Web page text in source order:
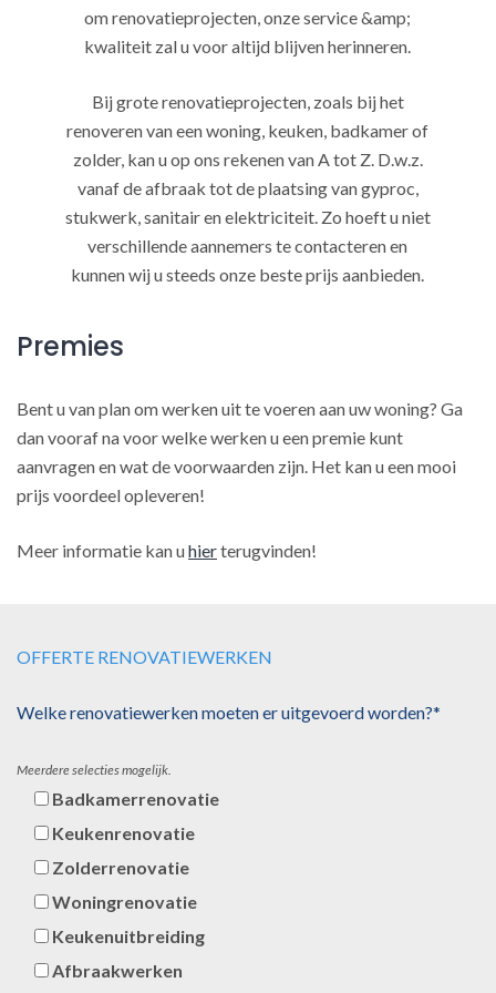
om renovatieprojecten, onze service &amp;
kwaliteit zal u voor altijd blijven herinneren.
Bij grote renovatieprojecten, zoals bij het
renoveren van een woning, keuken, badkamer of
zolder, kan u op ons rekenen van A tot Z. D.w.z.
vanaf de afbraak tot de plaatsing van gyproc,
stukwerk, sanitair en elektriciteit. Zo hoeft u niet
verschillende aannemers te contacteren en
kunnen wij u steeds onze beste prijs aanbieden.
Premies
Bent u van plan om werken uit te voeren aan uw woning? Ga
dan vooraf na voor welke werken u een premie kunt
aanvragen en wat de voorwaarden zijn. Het kan u een mooi
prijs voordeel opleveren!
Meer informatie kan uhierterugvinden!
OFFERTE RENOVATIEWERKEN
Welke renovatiewerken moeten er uitgevoerd worden?*
Meerdere selecties mogelijk.
Badkamerrenovatie
Keukenrenovatie
Zolderrenovatie
Woningrenovatie
Keukenuitbreiding
Afbraakwerken